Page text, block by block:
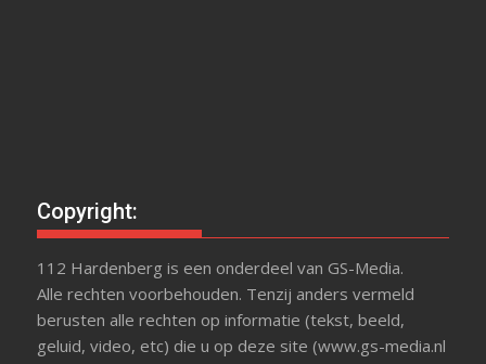
Copyright:
112 Hardenberg is een onderdeel van GS-Media.
Alle rechten voorbehouden. Tenzij anders vermeld
berusten alle rechten op informatie (tekst, beeld,
geluid, video, etc) die u op deze site (www.gs-media.nl